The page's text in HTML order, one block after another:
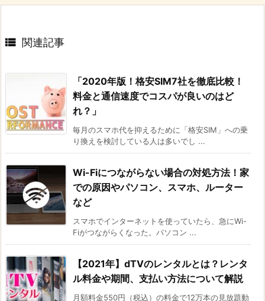
 関連記事
「2020年版！格安SIM7社を徹底比較！
料金と通信速度でコスパが良いのはど
れ？」
毎月のスマホ代を抑えるために「格安SIM」への乗
り換えを検討している人は多いでし ...
Wi-Fiにつながらない場合の対処方法！家
での原因やパソコン、スマホ、ルーター
など
スマホでインターネットを使っていたら、急にWi-
Fiがつながらくなった。パソコン ...
【2021年】dTVのレンタルとは？レンタ
ル料金や期間、支払い方法について解説
月額料金550円（税込）の料金で12万本の見放題動